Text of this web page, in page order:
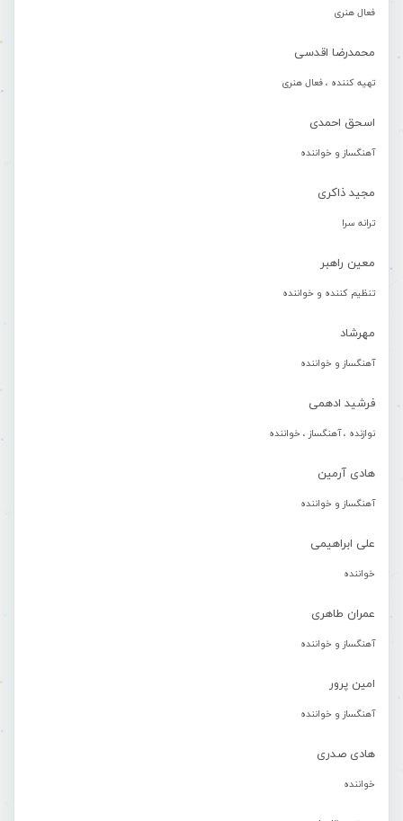
فعال هنری
محمدرضا اقدسی
تهیه کننده ، فعال هنری
اسحق احمدی
آهنگساز و خواننده
مجید ذاکری
ترانه سرا
معین راهبر
تنظیم کننده و خواننده
مهرشاد
آهنگساز و خواننده
فرشید ادهمی
نوازنده ، آهنگساز ، خواننده
هادی آرمین
آهنگساز و خواننده
علی ابراهیمی
خواننده
عمران طاهری
آهنگساز و خواننده
امین پرور
آهنگساز و خواننده
هادی صدری
خواننده